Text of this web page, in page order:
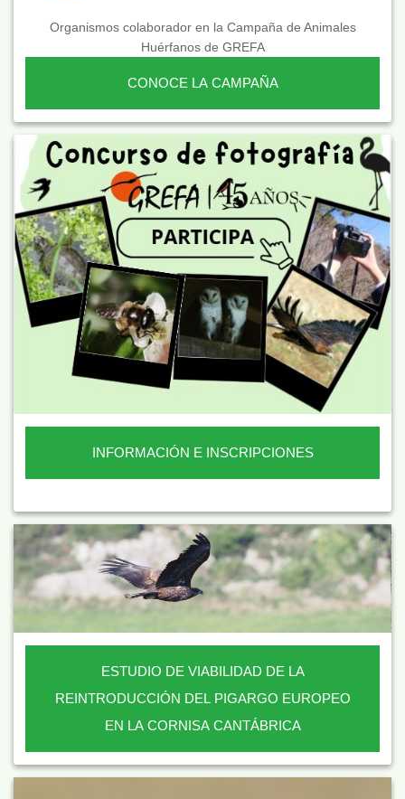
Organismos colaborador en la Campaña de Animales
Huérfanos de GREFA
CONOCE LA CAMPAÑA
INFORMACIÓN E INSCRIPCIONES
ESTUDIO DE VIABILIDAD DE LA
REINTRODUCCIÓN DEL PIGARGO EUROPEO
EN LA CORNISA CANTÁBRICA